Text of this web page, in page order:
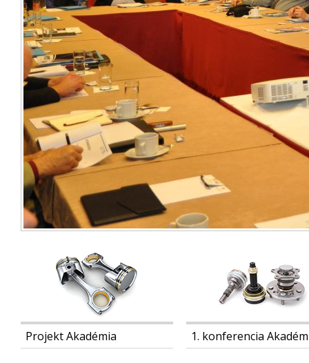
Projekt Akadémia 1. konferencia